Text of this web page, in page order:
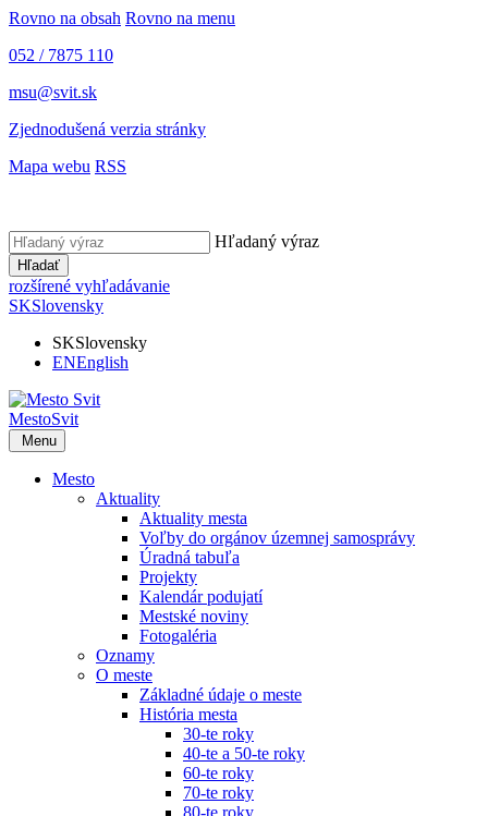
Rovno na obsah Rovno na menu
052 / 7875 110
msu@svit.sk
Zjednodušená verzia stránky
Mapa webu RSS
Hľadaný výraz
Hľadať
rozšírené vyhľadávanie
SKSlovensky
SKSlovensky
ENEnglish
MestoSvit
Menu
Mesto
Aktuality
Aktuality mesta
Voľby do orgánov územnej samosprávy
Úradná tabuľa
Projekty
Kalendár podujatí
Mestské noviny
Fotogaléria
Oznamy
O meste
Základné údaje o meste
História mesta
30-te roky
40-te a 50-te roky
60-te roky
70-te roky
80-te roky